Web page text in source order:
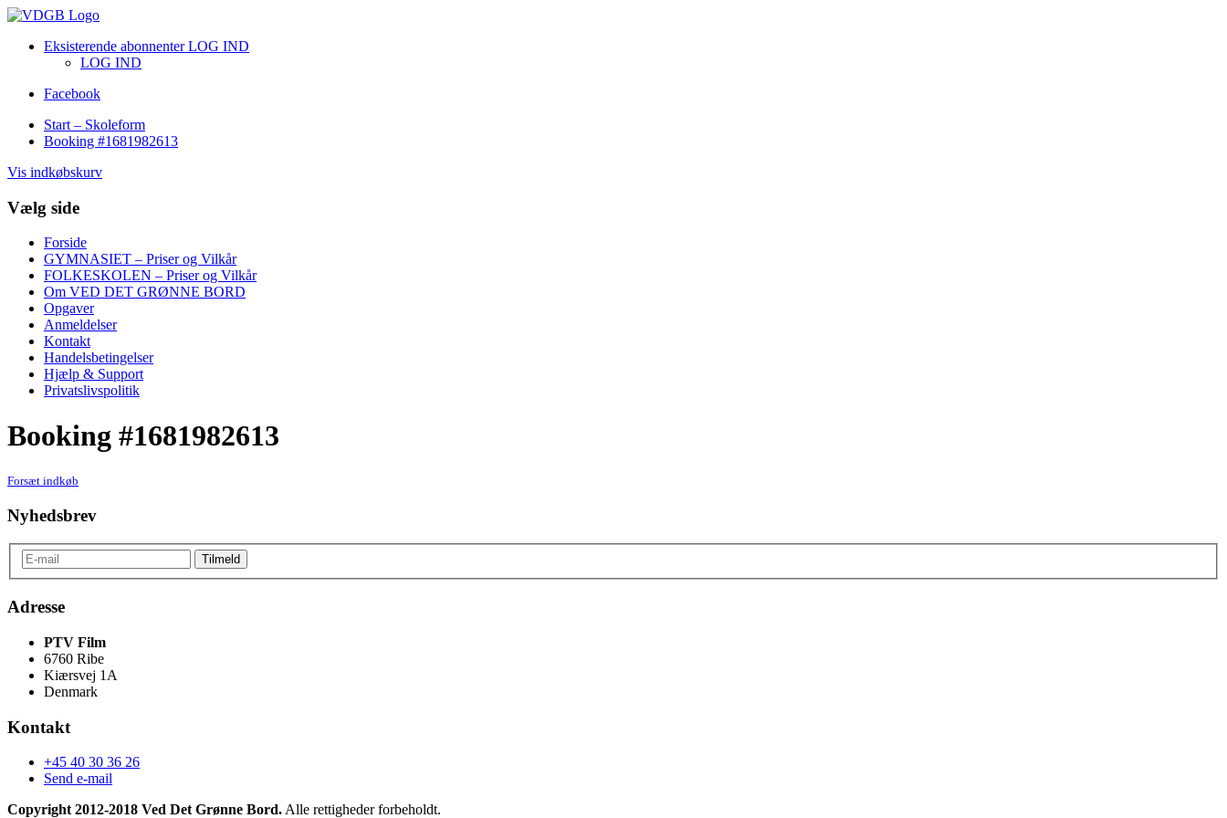
Eksisterende abonnenter LOG IND
LOG IND
Facebook
Start – Skoleform
Booking #1681982613
Vis indkøbskurv
Vælg side
Forside
GYMNASIET – Priser og Vilkår
FOLKESKOLEN – Priser og Vilkår
Om VED DET GRØNNE BORD
Opgaver
Anmeldelser
Kontakt
Handelsbetingelser
Hjælp & Support
Privatslivspolitik
Booking #1681982613
Forsæt indkøb
Nyhedsbrev
Adresse
PTV Film
6760 Ribe
Kiærsvej 1A
Denmark
Kontakt
+45 40 30 36 26
Send e-mail
Copyright 2012-2018 Ved Det Grønne Bord. Alle rettigheder forbeholdt.